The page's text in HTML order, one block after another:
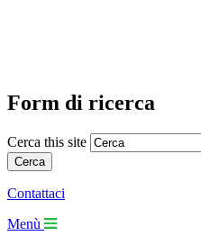
Form di ricerca
Cerca this site
Contattaci
Menù